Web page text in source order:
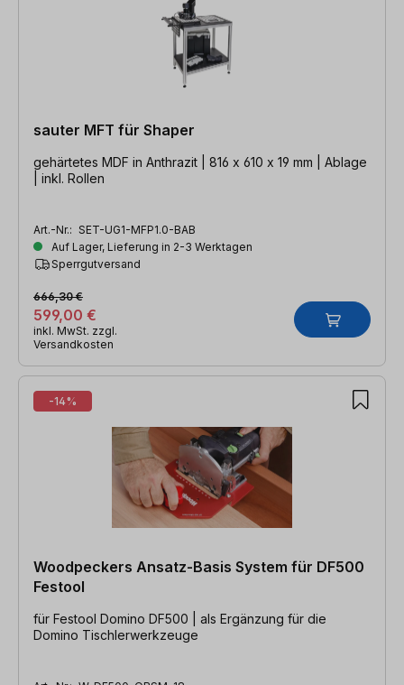
sauter MFT für Shaper
gehärtetes MDF in Anthrazit | 816 x 610 x 19 mm | Ablage
| inkl. Rollen
Art.-Nr.: SET-UG1-MFP1.0-BAB
Auf Lager, Lieferung in 2-3 Werktagen
Sperrgutversand
599,00 €
666,30 €
inkl. MwSt. zzgl.
Versandkosten
-14%
Woodpeckers Ansatz-Basis System für DF500
Festool
für Festool Domino DF500 | als Ergänzung für die
Domino Tischlerwerkzeuge